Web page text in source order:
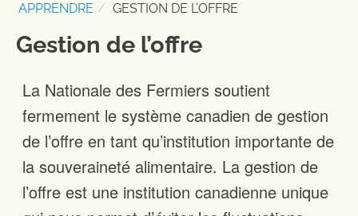
APPRENDRE GESTION DE L’OFFRE
Gestion de l’offre
La Nationale des Fermiers soutient
fermement le système canadien de gestion
de l’offre en tant qu’institution importante de
la souveraineté alimentaire. La gestion de
l’offre est une institution canadienne unique